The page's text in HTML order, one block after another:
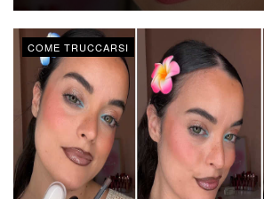
COME TRUCCARSI